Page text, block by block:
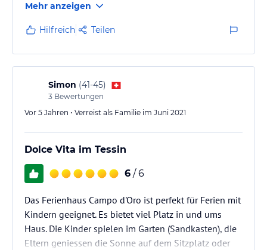
gerne ruhiger mag, entspannt sich am Privatstrand.
Mehr anzeigen
Hilfreich Teilen
Simon (41-45)
3 Bewertungen
Vor 5 Jahren • Verreist als Familie im Juni 2021
Dolce Vita im Tessin
6 / 6
Das Ferienhaus Campo d'Oro ist perfekt für Ferien mit
Kindern geeignet. Es bietet viel Platz in und ums
Haus. Die Kinder spielen im Garten (Sandkasten), die
Eltern geniessen die Sonne auf dem Sitzplatz oder